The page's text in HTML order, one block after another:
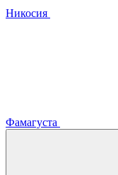
Никосия
Фамагуста